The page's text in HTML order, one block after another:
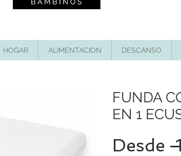
HOGAR ALIMENTACION DESCANSO
FUNDA
EN 1
Desde